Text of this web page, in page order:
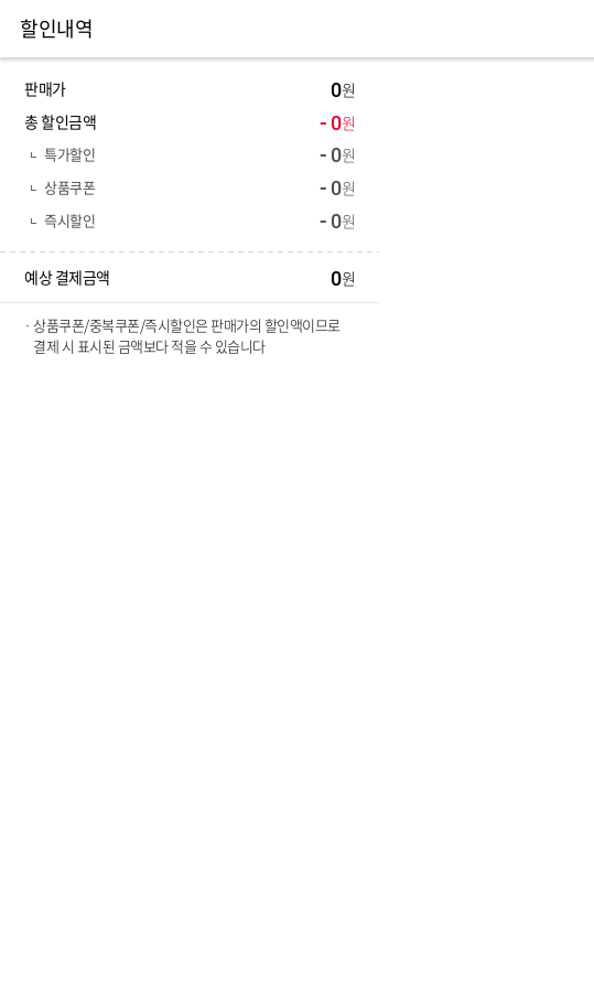
할인내역
판매가 0
총 할인금액 0
특가할인 0
상품쿠폰 0
즉시할인 0
예상 결제금액 0
상품쿠폰/중복쿠폰/즉시할인은 판매가의 할인액이므로
결제 시 표시된 금액보다 적을 수 있습니다